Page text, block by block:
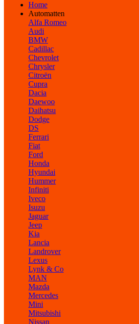
Home
Automatten
Alfa Romeo
Audi
BMW
Cadillac
Chevrolet
Chrysler
Citroën
Cupra
Dacia
Daewoo
Daihatsu
Dodge
DS
Ferrari
Fiat
Ford
Honda
Hyundai
Hummer
Infiniti
Iveco
Isuzu
Jaguar
Jeep
Kia
Lancia
Landrover
Lexus
Lynk & Co
MAN
Mazda
Mercedes
Mini
Mitsubishi
Nissan